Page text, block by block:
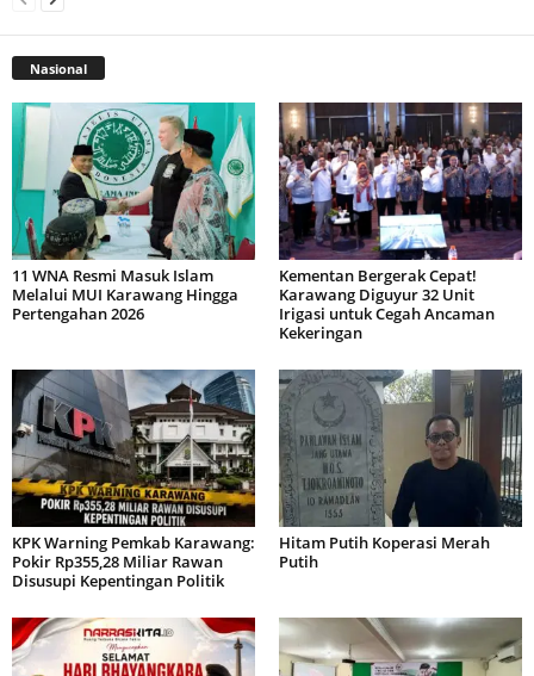
Nasional
11 WNA Resmi Masuk Islam
Melalui MUI Karawang Hingga
Pertengahan 2026
Kementan Bergerak Cepat!
Karawang Diguyur 32 Unit
Irigasi untuk Cegah Ancaman
Kekeringan
KPK Warning Pemkab Karawang:
Pokir Rp355,28 Miliar Rawan
Disusupi Kepentingan Politik
Hitam Putih Koperasi Merah
Putih